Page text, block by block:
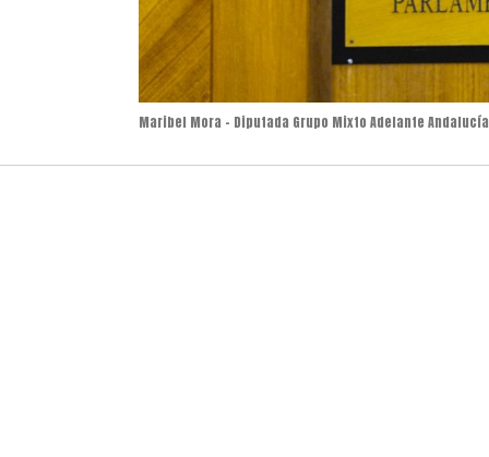
Maribel Mora - Diputada Grupo Mixto Adelante Andalucía